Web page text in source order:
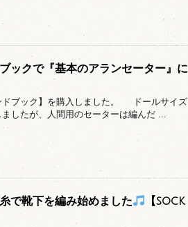
ックで『基本のアランセーター』に
ブック】を購入しました。 ドールサイズ
したが、人間用のセーターは編んだ ...
で靴下を編み始めました
【sock